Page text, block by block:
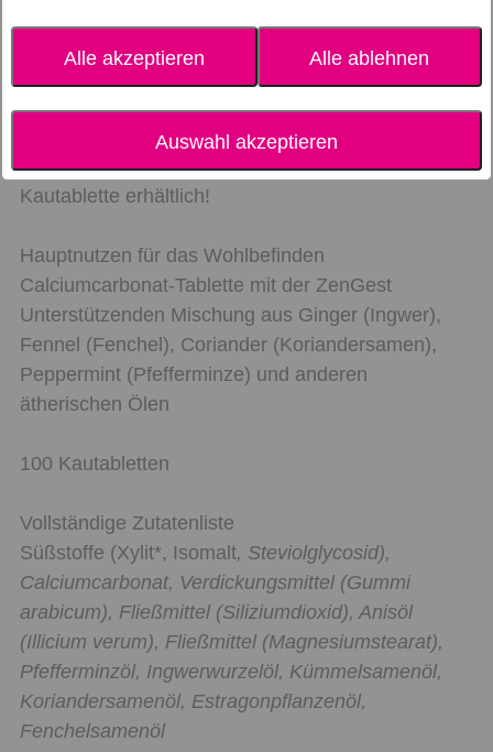
Alle akzeptieren Alle ablehnen
Auswahl akzeptieren
Diese unglaublich wirkungsvolle ZenGest-
Mischung ist jetzt in einer praktischen
Kautablette erhältlich!
Hauptnutzen für das Wohlbefinden
Calciumcarbonat-Tablette mit der ZenGest
Unterstützenden Mischung aus Ginger (Ingwer),
Fennel (Fenchel), Coriander (Koriandersamen),
Peppermint (Pfefferminze) und anderen
ätherischen Ölen
100 Kautabletten
Vollständige Zutatenliste
Süßstoffe (Xylit*, Isomalt, Steviolglycosid),
Calciumcarbonat, Verdickungsmittel (Gummi
arabicum), Fließmittel (Siliziumdioxid), Anisöl
(Illicium verum), Fließmittel (Magnesiumstearat),
Pfefferminzöl, Ingwerwurzelöl, Kümmelsamenöl,
Koriandersamenöl, Estragonpflanzenöl,
Fenchelsamenöl